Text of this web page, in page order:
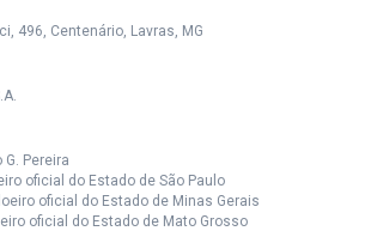
496, Centenário, Lavras, MG
Pereira
oficial do Estado de São Paulo
oficial do Estado de Minas Gerais
oficial do Estado de Mato Grosso